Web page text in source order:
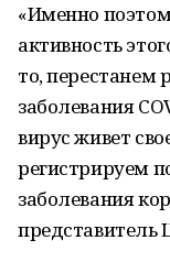
«Именно
активность
то, перестанем
заболевания
вирус живет
регистрируем
заболевания
представитель